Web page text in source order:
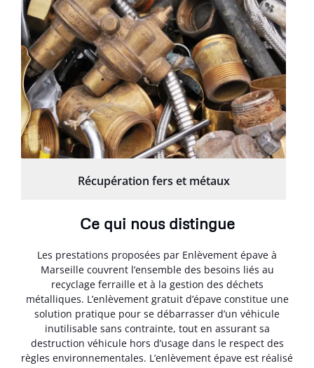
Récupération fers et métaux
Ce qui nous distingue
Les prestations proposées par Enlèvement épave à
Marseille couvrent l’ensemble des besoins liés au
recyclage ferraille et à la gestion des déchets
métalliques. L’enlèvement gratuit d’épave constitue une
solution pratique pour se débarrasser d’un véhicule
inutilisable sans contrainte, tout en assurant sa
destruction véhicule hors d’usage dans le respect des
règles environnementales. L’enlèvement épave est réalisé